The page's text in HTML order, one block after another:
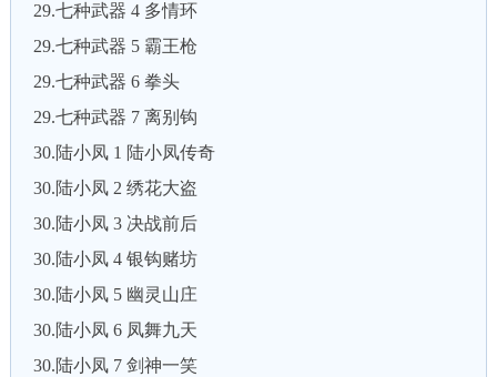
29.七种武器 4 多情环
29.七种武器 5 霸王枪
29.七种武器 6 拳头
29.七种武器 7 离别钩
30.陆小凤 1 陆小凤传奇
30.陆小凤 2 绣花大盗
30.陆小凤 3 决战前后
30.陆小凤 4 银钩赌坊
30.陆小凤 5 幽灵山庄
30.陆小凤 6 凤舞九天
30.陆小凤 7 剑神一笑